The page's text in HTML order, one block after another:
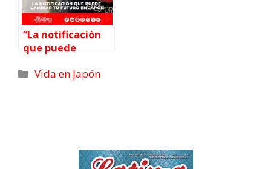
“La notificación
que puede
en Japón”
Vida en Japón